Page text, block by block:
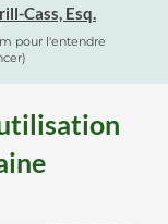
Cass, Esq.
pour l'entendre